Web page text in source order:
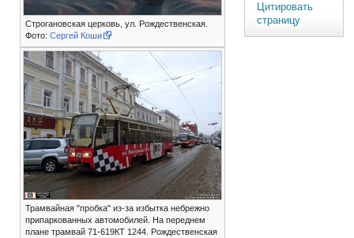
Строгановская церковь, ул. Рождественская.
Фото: Сергей Коши
Трамвайная "пробка" из-за избытка небрежно
припаркованных автомобилей. На переднем
плане трамвай 71-619КТ 1244. Рождественская
Цитировать
страницу